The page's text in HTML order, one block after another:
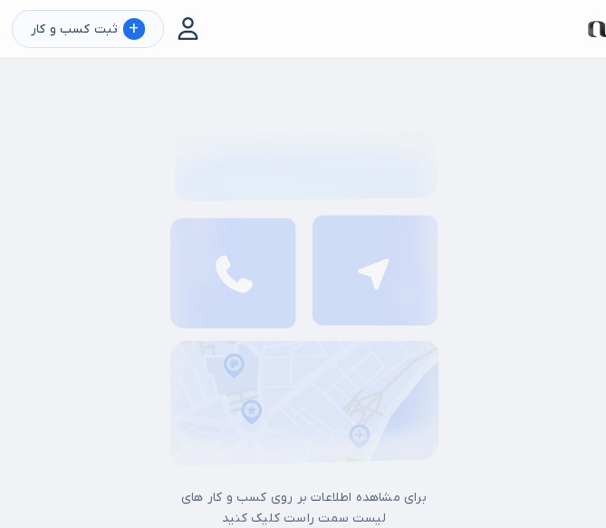
+ ثبت کسب و کار
برای مشاهده اطلاعات بر روی کسب و کار های
لیست سمت راست کلیک کنید